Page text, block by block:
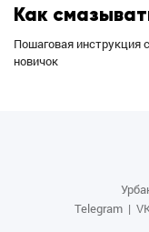
Как
Пошаговая инструкция
новичок
Telegram |